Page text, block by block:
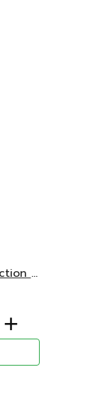
Supreme Superfoods Selection Gift Set
+